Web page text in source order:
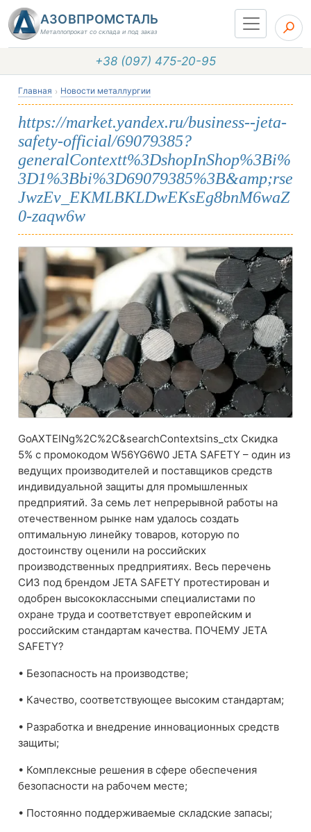
АЗОВПРОМСТАЛЬ
Металлопрокат со склада и под заказ
+38 (097) 475-20-95
Главная Новости металлургии
https://market.yandex.ru/business--jeta-
safety-official/69079385?
generalContextt%3DshopInShop%3Bi%
3D1%3Bbi%3D69079385%3B&amp;rse
JwzEv_EKMLBKLDwEKsEg8bnM6waZ
0-zaqw6w
GoAXTEINg%2C%2C&searchContextsins_ctx Скидка
5% с промокодом W56YG6W0 JETA SAFETY – один из
ведущих производителей и поставщиков средств
индивидуальной защиты для промышленных
предприятий. За семь лет непрерывной работы на
отечественном рынке нам удалось создать
оптимальную линейку товаров, которую по
достоинству оценили на российских
производственных предприятиях. Весь перечень
СИЗ под брендом JETA SAFETY протестирован и
одобрен высококлассными специалистами по
охране труда и соответствует европейским и
российским стандартам качества. ПОЧЕМУ JETA
SAFETY?
• Безопасность на производстве;
• Качество, соответствующее высоким стандартам;
• Разработка и внедрение инновационных средств
защиты;
• Комплексные решения в сфере обеспечения
безопасности на рабочем месте;
• Постоянно поддерживаемые складские запасы;